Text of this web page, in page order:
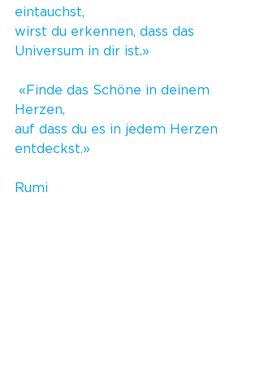
eintauchst,
wirst du erkennen, dass das
Universum in dir ist.»
Herzen,
auf dass du es in jedem Herzen
entdeckst.»
Rumi